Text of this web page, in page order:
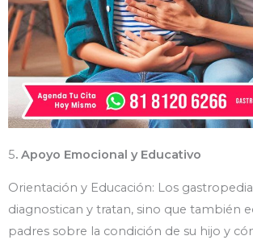
5. Apoyo Emocional y Educativo
Orientación y Educación: Los
diagnostican y tratan, sino que también
padres sobre la condición de su hijo y